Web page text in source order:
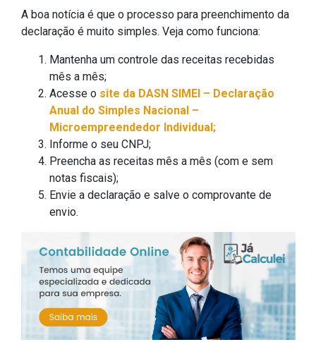
A boa notícia é que o processo para preenchimento da
declaração é muito simples. Veja como funciona:
Mantenha um controle das receitas recebidas
mês a mês;
Acesse o site da DASN SIMEI – Declaração
Anual do Simples Nacional –
Microempreendedor Individual;
Informe o seu CNPJ;
Preencha as receitas mês a mês (com e sem
notas fiscais);
Envie a declaração e salve o comprovante de
envio.